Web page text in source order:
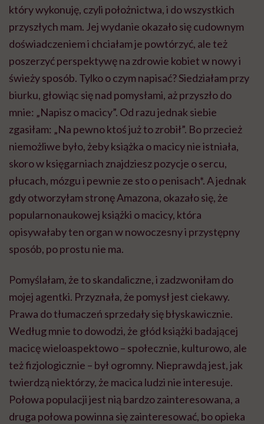
który wykonuję, czyli położnictwa, i do wszystkich
przyszłych mam. Jej wydanie okazało się cudownym
doświadczeniem i chciałam je powtórzyć, ale też
poszerzyć perspektywę na zdrowie kobiet w nowy i
świeży sposób. Tylko o czym napisać? Siedziałam przy
biurku, głowiąc się nad pomysłami, aż przyszło do
mnie: „Napisz o macicy”. Od razu jednak siebie
zgasiłam: „Na pewno ktoś już to zrobił”. Bo przecież
niemożliwe było, żeby książka o macicy nie istniała,
skoro w księgarniach znajdziesz pozycje o sercu,
płucach, mózgu i pewnie ze sto o penisach*. A jednak
gdy otworzyłam stronę Amazona, okazało się, że
popularnonaukowej książki o macicy, która
opisywałaby ten organ w nowoczesny i przystępny
sposób, po prostu nie ma.
Pomyślałam, że to skandaliczne, i zadzwoniłam do
mojej agentki. Przyznała, że pomysł jest ciekawy.
Prawa do tłumaczeń sprzedały się błyskawicznie.
Według mnie to dowodzi, że głód książki badającej
macicę wieloaspektowo – społecznie, kulturowo, ale
też fizjologicznie – był ogromny. Nieprawdą jest, jak
twierdzą niektórzy, że macica ludzi nie interesuje.
Połowa populacji jest nią bardzo zainteresowana, a
druga połowa powinna się zainteresować, bo opieka